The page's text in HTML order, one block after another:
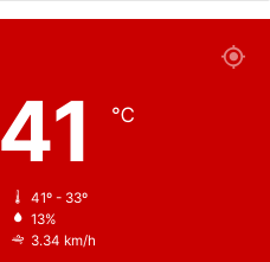
41 ℃
41º - 33º
13%
3.34 km/h